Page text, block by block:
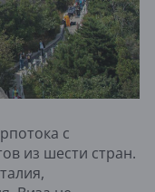
с
из шести стран.